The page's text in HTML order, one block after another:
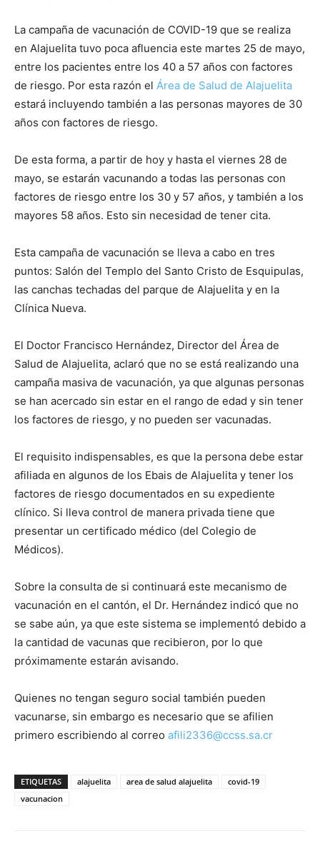
La campaña de vacunación de COVID-19 que se realiza
en Alajuelita tuvo poca afluencia este martes 25 de mayo,
entre los pacientes entre los 40 a 57 años con factores
de riesgo. Por esta razón el Área de Salud de Alajuelita
estará incluyendo también a las personas mayores de 30
años con factores de riesgo.
De esta forma, a partir de hoy y hasta el viernes 28 de
mayo, se estarán vacunando a todas las personas con
factores de riesgo entre los 30 y 57 años, y también a los
mayores 58 años. Esto sin necesidad de tener cita.
Esta campaña de vacunación se lleva a cabo en tres
puntos: Salón del Templo del Santo Cristo de Esquipulas,
las canchas techadas del parque de Alajuelita y en la
Clínica Nueva.
El Doctor Francisco Hernández, Director del Área de
Salud de Alajuelita, aclaró que no se está realizando una
campaña masiva de vacunación, ya que algunas personas
se han acercado sin estar en el rango de edad y sin tener
los factores de riesgo, y no pueden ser vacunadas.
El requisito indispensables, es que la persona debe estar
afiliada en algunos de los Ebais de Alajuelita y tener los
factores de riesgo documentados en su expediente
clínico. Si lleva control de manera privada tiene que
presentar un certificado médico (del Colegio de
Médicos).
Sobre la consulta de si continuará este mecanismo de
vacunación en el cantón, el Dr. Hernández indicó que no
se sabe aún, ya que este sistema se implementó debido a
la cantidad de vacunas que recibieron, por lo que
próximamente estarán avisando.
Quienes no tengan seguro social también pueden
vacunarse, sin embargo es necesario que se afilien
primero escribiendo al correo afili2336@ccss.sa.cr
ETIQUETAS alajuelita area de salud alajuelita
covid-19
vacunacion